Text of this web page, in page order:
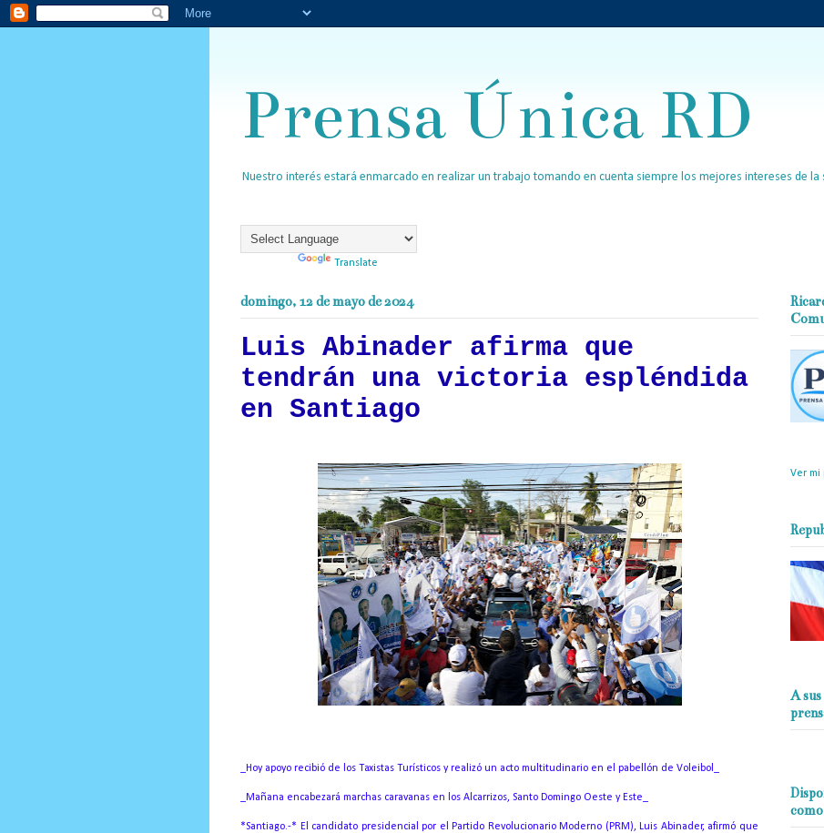
Prensa Única RD
Nuestro interés estará enmarcado en realizar un trabajo tomando en cuenta siempre los mejores intereses de la
Translate
domingo, 12 de mayo de 2024
Luis Abinader afirma que
tendrán una victoria espléndida
en Santiago
_Hoy apoyo recibió de los Taxistas Turísticos y realizó un acto multitudinario en el pabellón de Voleibol_
_Mañana encabezará marchas caravanas en los Alcarrizos, Santo Domingo Oeste y Este_
*Santiago.-* El candidato presidencial por el Partido Revolucionario Moderno (PRM), Luis Abinader, afirmó que
Ver mi
A